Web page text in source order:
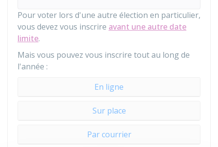
Pour voter lors d'une autre élection en particulier,
vous devez vous inscrire avant une autre date
limite.
Mais vous pouvez vous inscrire tout au long de
l'année :
En ligne
Sur place
Par courrier